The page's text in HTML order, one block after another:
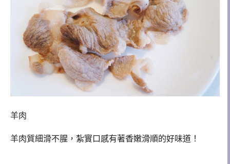
羊肉
羊肉質細滑不腥，紮實口感有著香嫩滑順的好味道！